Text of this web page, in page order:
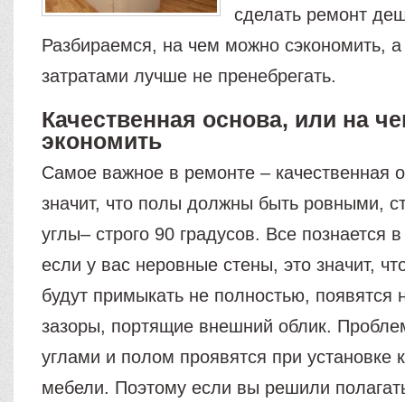
сделать ремонт
Разбираемся, на чем можно сэкономить, а
затратами лучше не пренебрегать.
Качественная основа, или на
экономить
Самое важное в ремонте – качественная
значит, что полы должны быть ровными,
углы– строго 90 градусов. Все познается
если у вас неровные стены, это значит,
будут примыкать не полностью, появятся
зазоры, портящие внешний облик.
углами и полом проявятся при установке
мебели. Поэтому если вы решили